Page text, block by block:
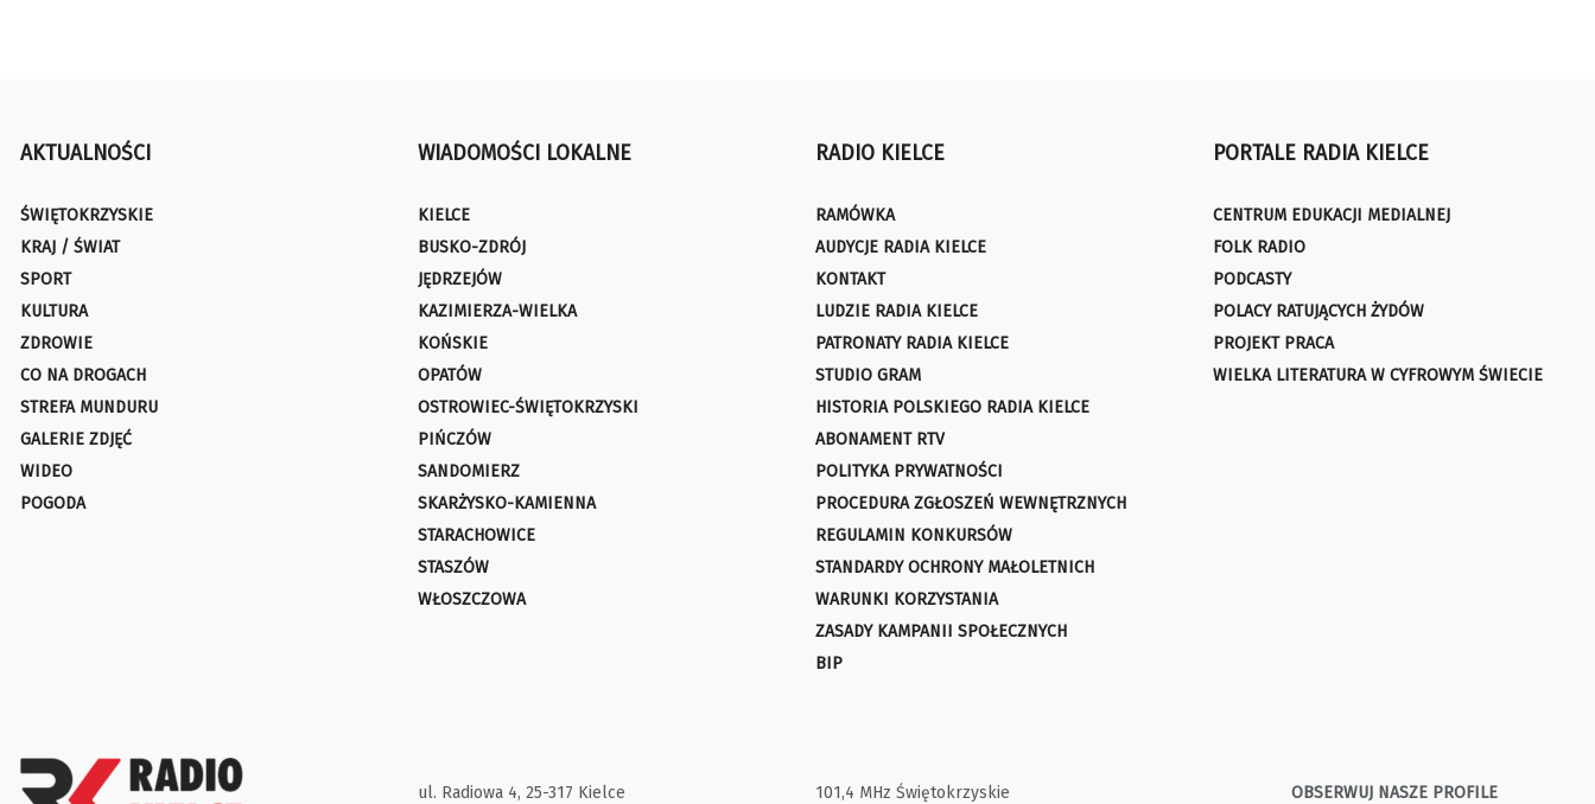
AKTUALNOŚCI
ŚWIĘTOKRZYSKIE
KRAJ / ŚWIAT
SPORT
KULTURA
ZDROWIE
CO NA DROGACH
STREFA MUNDURU
GALERIE ZDJĘĆ
WIDEO
POGODA
WIADOMOŚCI LOKALNE
KIELCE
BUSKO-ZDRÓJ
JĘDRZEJÓW
KAZIMIERZA-WIELKA
KOŃSKIE
OPATÓW
OSTROWIEC-ŚWIĘTOKRZYSKI
PIŃCZÓW
SANDOMIERZ
SKARŻYSKO-KAMIENNA
STARACHOWICE
STASZÓW
WŁOSZCZOWA
RADIO KIELCE
RAMÓWKA
AUDYCJE RADIA KIELCE
KONTAKT
LUDZIE RADIA KIELCE
PATRONATY RADIA KIELCE
STUDIO GRAM
HISTORIA POLSKIEGO RADIA KIELCE
ABONAMENT RTV
POLITYKA PRYWATNOŚCI
PROCEDURA ZGŁOSZEŃ WEWNĘTRZNYCH
REGULAMIN KONKURSÓW
STANDARDY OCHRONY MAŁOLETNICH
WARUNKI KORZYSTANIA
ZASADY KAMPANII SPOŁECZNYCH
BIP
PORTALE RADIA KIELCE
CENTRUM EDUKACJI MEDIALNEJ
FOLK RADIO
PODCASTY
POLACY RATUJĄCYCH ŻYDÓW
PROJEKT PRACA
WIELKA LITERATURA W CYFROWYM ŚWIECIE
ul. Radiowa 4, 25-317 Kielce 101,4 MHz Świętokrzyskie OBSERWUJ NASZE PROFILE